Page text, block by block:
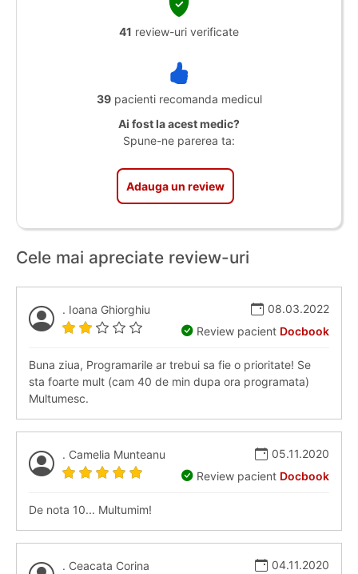
41 review-uri verificate
39pacienti recomanda medicul
Ai fost la acest medic?
Spune-ne parerea ta:
Adauga un review
Cele mai apreciate review-uri
. Ioana Ghiorghiu
08.03.2022
Review pacient Docbook
Buna ziua, Programarile ar trebui sa fie o prioritate! Se
sta foarte mult (cam 40 de min dupa ora programata)
Multumesc.
. Camelia Munteanu
05.11.2020
Review pacient Docbook
De nota 10... Multumim!
. Ceacata Corina
04.11.2020